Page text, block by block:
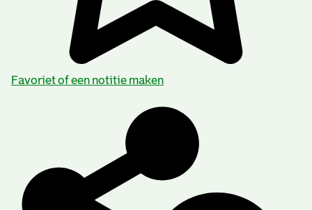
Favoriet of een notitie maken